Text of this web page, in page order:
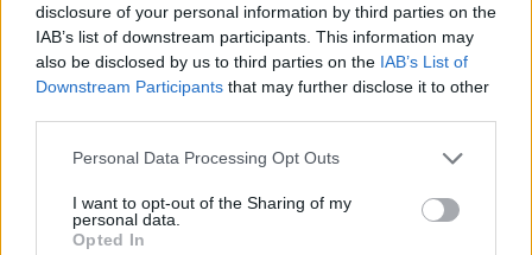
disclosure of your personal information by third parties on the
IAB’s list of downstream participants. This information may
also be disclosed by us to third parties on the IAB’s List of
Downstream Participants that may further disclose it to other
Please note that this website/app uses one or more Google
not limited to your visit or usage behaviour. You may click to
grant or deny consent to Google and its third-party tags to
Personal Data Processing Opt Outs
I want to opt-out of the Sharing of my
personal data.
Opted In